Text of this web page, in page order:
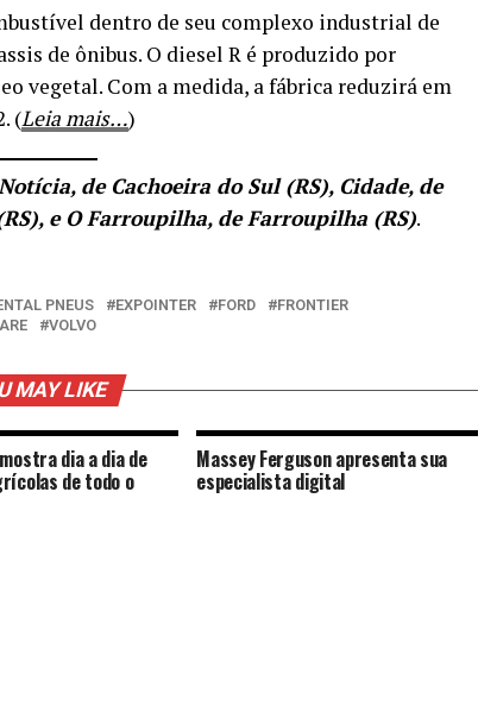
dentro de seu complexo industrial de
de ônibus. O diesel R é produzido por
vegetal. Com a medida, a fábrica reduzirá em
(Leia mais…)
de Cachoeira do Sul (RS), Cidade, de
e O Farroupilha, de Farroupilha (RS).
PNEUS EXPOINTER FORD
FRONTIER
VOLVO
MAY LIKE
dia a dia de
de todo o
Massey Ferguson apresenta sua
especialista digital